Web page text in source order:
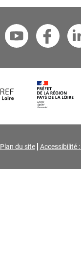
Plan du site Accessibilité